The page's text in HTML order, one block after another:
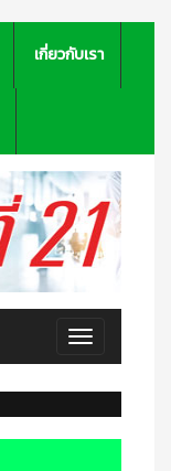
เกี่ยวกับเรา
Toggle
navigation